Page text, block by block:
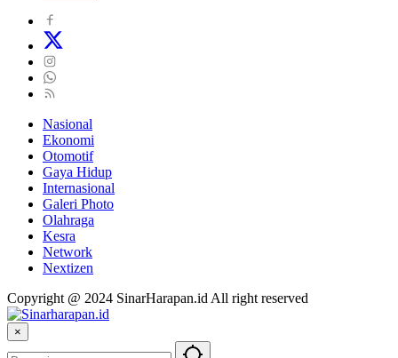
Nasional
Ekonomi
Otomotif
Gaya Hidup
Internasional
Galeri Photo
Olahraga
Kesra
Network
Nextizen
Copyright @ 2024 SinarHarapan.id All right reserved
×